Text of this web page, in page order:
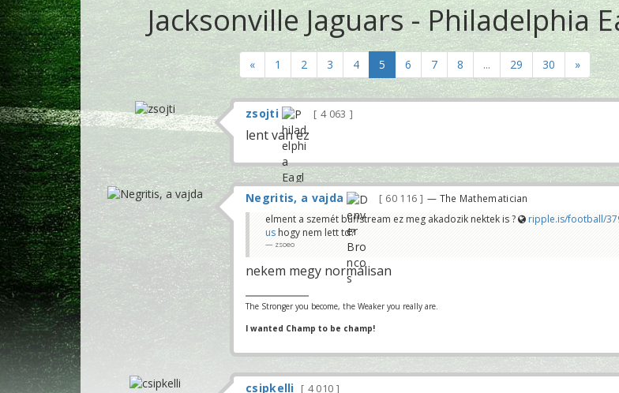
Jacksonville Jaguars - Philadelphia
« 1 2 3 4 5 6 7 8 ... 29 30 »
zsojti 4 063
lent van ez
Negritis, a vajda 60 116 — The Mathematician
elment a szemét buffstream ez meg akadozik nektek is ?
ripple.is/football/
ushogy nem lett td?
zsoeo
nekem megy normálisan
The Stronger you become, the Weaker you really are.
I wanted Champ to be champ!
csipkelli 4 010